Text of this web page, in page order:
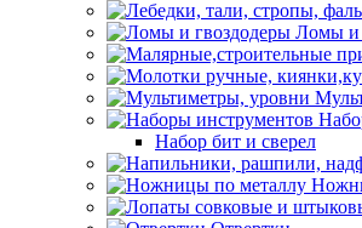
Ломы и
Набор бит и сверел